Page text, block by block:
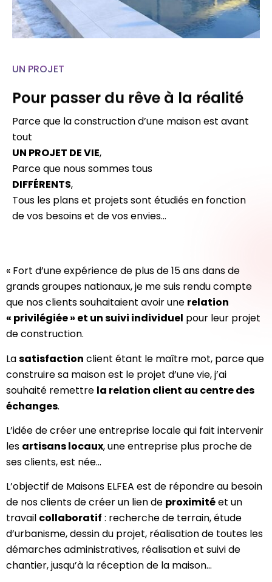
UN PROJET
Pour passer du rêve à la réalité
Parce que la construction d’une maison est avant
tout
UN PROJET DE VIE,
Parce que nous sommes tous
DIFFÉRENTS,
Tous les plans et projets sont étudiés en fonction
de vos besoins et de vos envies…
« Fort d’une expérience de plus de 15 ans dans de
grands groupes nationaux, je me suis rendu compte
que nos clients souhaitaient avoir une relation
« privilégiée » et un suivi individuel pour leur projet
de construction.
Lasatisfaction client étant le maître mot, parce que
construire sa maison est le projet d’une vie, j’ai
souhaité remettre la relation client au centre des
échanges.
L’idée de créer une entreprise locale qui fait intervenir
les artisans locaux, une entreprise plus proche de
ses clients, est née…
L’objectif de Maisons ELFEA est de répondre au besoin
de nos clients de créer un lien de proximitéet un
travail collaboratif : recherche de terrain, étude
d’urbanisme, dessin du projet, réalisation de toutes les
démarches administratives, réalisation et suivi de
chantier, jusqu’à la réception de la maison…